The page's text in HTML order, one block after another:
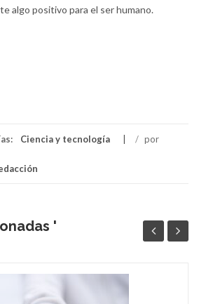
algo positivo para el ser humano.
Ciencia y tecnología / por
'